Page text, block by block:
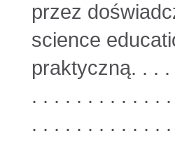
przez
science
praktyczną. . . .
. . . . . . . . . . . .
. . . . . . . . . . . .